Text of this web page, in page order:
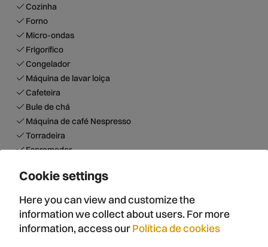
Cozinha
Forno
Micro-ondas
Frigorífico
Congelador
Máquina de lavar loiça
Cafeteira
Bule de chá
Máquina de café Nespresso
Torradeira
Espremedor
Fritadeira
Louça
Tabuleiro para forno
Básicos para cozinhar (azeite, sal...)
Cookie settings
Here you can view and customize the
information we collect about users. For more
information, access ourPolítica de cookies